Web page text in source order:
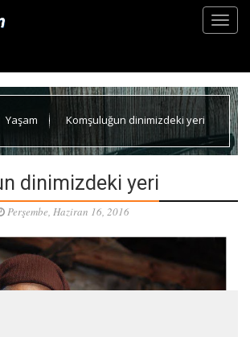
Yaşam Komşuluğun dinimizdeki yeri
dinimizdeki yeri
Perşembe, Haziran 16, 2016